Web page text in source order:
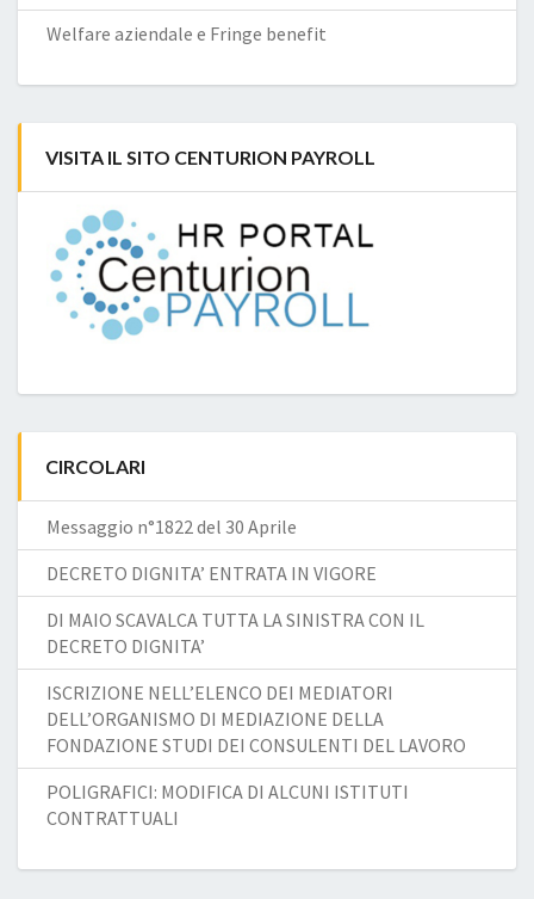
Welfare aziendale e Fringe benefit
VISITA IL SITO CENTURION PAYROLL
CIRCOLARI
Messaggio n°1822 del 30 Aprile
DECRETO DIGNITA’ ENTRATA IN VIGORE
DI MAIO SCAVALCA TUTTA LA SINISTRA CON IL
DECRETO DIGNITA’
ISCRIZIONE NELL’ELENCO DEI MEDIATORI
DELL’ORGANISMO DI MEDIAZIONE DELLA
FONDAZIONE STUDI DEI CONSULENTI DEL LAVORO
POLIGRAFICI: MODIFICA DI ALCUNI ISTITUTI
CONTRATTUALI